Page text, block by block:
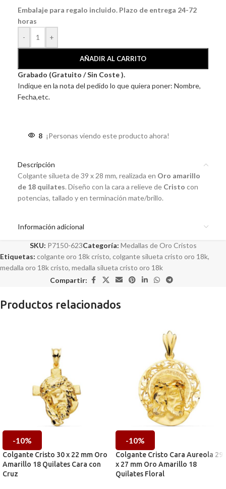
Embalaje para regalo incluido. Plazo de entrega 24-72
horas
-
+
AÑADIR AL CARRITO
Grabado (Gratuito / Sin Coste ).
Indique en la nota del pedido lo que quiera poner: Nombre,
Fecha,etc.
8 ¡Personas viendo este producto ahora!
Descripción
Colgante silueta de 39 x 28 mm, realizada en Oro amarillo
de 18 quilates. Diseño con la cara a relieve de Cristo con
potencias, tallado y en terminación mate/brillo.
Información adicional
SKU: P7150-623Categoría: Medallas de Oro Cristos
Etiquetas: colgante oro 18k cristo, colgante silueta cristo oro 18k,
medalla oro 18k cristo, medalla silueta cristo oro 18k
Compartir:
Productos relacionados
-10%
Colgante Cristo 30 x 22 mm Oro
Amarillo 18 Quilates Cara con
Cruz
-10%
Colgante Cristo Cara Aureola 29
x 27 mm Oro Amarillo 18
Quilates Floral